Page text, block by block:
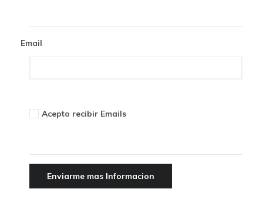
Email
Acepto recibir Emails